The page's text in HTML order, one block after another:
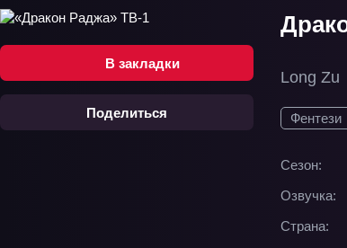
В закладки
Поделиться
Long Zu
Фентези
Сезон:
Озвучка:
Страна: